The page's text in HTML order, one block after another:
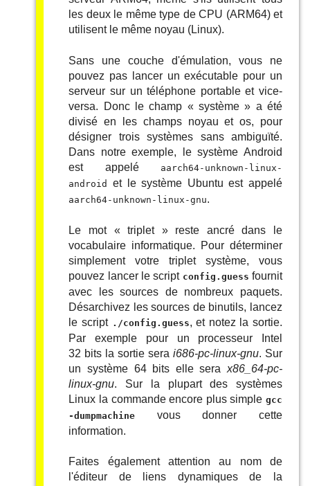
les deux le même type de CPU (ARM64) et
utilisent le même noyau (Linux).
Sans une couche d'émulation, vous ne
pouvez pas lancer un exécutable pour un
serveur sur un téléphone portable et vice-
versa. Donc le champ «système » a été
divisé en les champs noyau et os, pour
désigner trois systèmes sans ambiguïté.
Dans notre exemple, le système Android
est appelé
aarch64-unknown-linux-
android
et le système Ubuntu est appelé
aarch64-unknown-linux-gnu.
Le mot «triplet»reste ancré dans le
vocabulaire informatique. Pour déterminer
simplement votre triplet système, vous
pouvez lancer le script config.guess fournit
avec les sources de nombreux paquets.
Désarchivez les sources de binutils, lancez
le script ./config.guess, et notez la sortie.
Par exemple pour un processeur Intel
32 bits la sortie serai686-pc-linux-gnu. Sur
un système 64 bits elle sera x86_64-pc-
linux-gnu. Sur la plupart des systèmes
Linux la commande encore plus simple gcc
-dumpmachine vous donner cette
information.
Faites également attention au nom de
l'éditeur de liens dynamiques de la